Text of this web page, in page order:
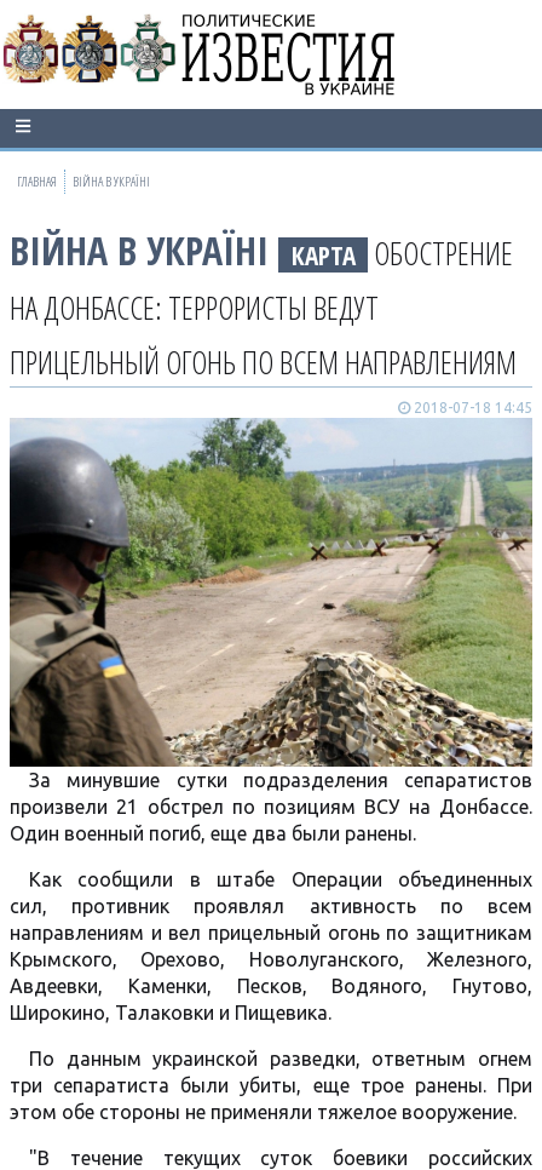
ГЛАВНАЯ ВІЙНА В УКРАЇНІ
ВІЙНА В УКРАЇНІ КАРТА ОБОСТРЕНИЕ
НА ДОНБАССЕ: ТЕРРОРИСТЫ ВЕДУТ
ПРИЦЕЛЬНЫЙ ОГОНЬ ПО ВСЕМ НАПРАВЛЕНИЯМ
2018-07-18 14:45
За минувшие сутки подразделения сепаратистов
произвели 21 обстрел по позициям ВСУ на Донбассе.
Один военный погиб, еще два были ранены.
Как сообщили в штабе Операции объединенных
сил, противник проявлял активность по всем
направлениям и вел прицельный огонь по защитникам
Крымского, Орехово, Новолуганского, Железного,
Авдеевки, Каменки, Песков, Водяного, Гнутово,
Широкино, Талаковки и Пищевика.
По данным украинской разведки, ответным огнем
три сепаратиста были убиты, еще трое ранены. При
этом обе стороны не применяли тяжелое вооружение.
"В течение текущих суток боевики российских